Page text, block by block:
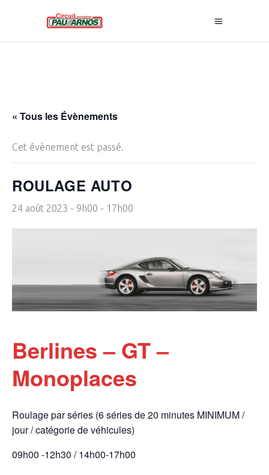
« Tous les Évènements
Cet évènement est passé.
ROULAGE AUTO
24 août 2023 - 9h00 - 17h00
Berlines – GT –
Monoplaces
Roulage par séries (6 séries de 20 minutes MINIMUM /
jour / catégorie de véhicules)
09h00 -12h30 / 14h00-17h00